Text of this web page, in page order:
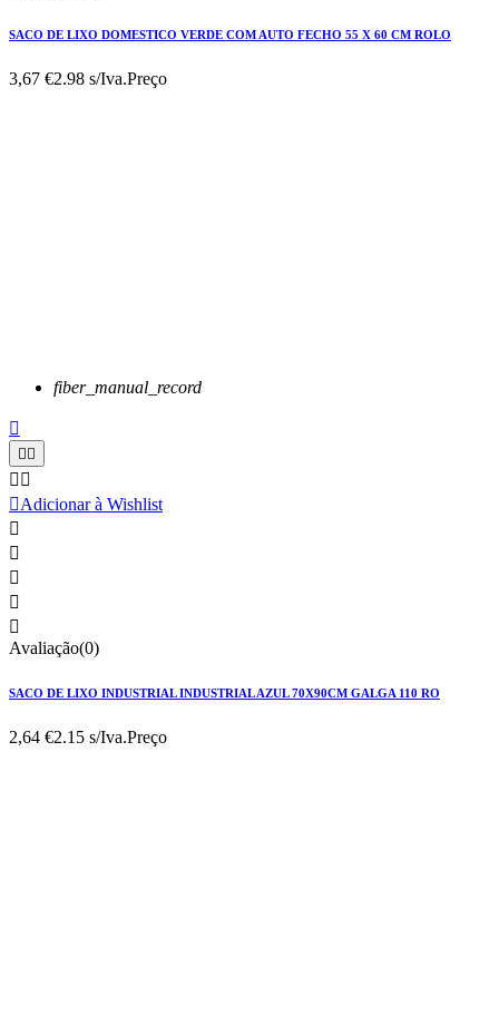
SACO DE LIXO DOMESTICO VERDE COM AUTO FECHO 55 X 60 CM ROLO
3,67 €2.98 s/Iva.Preço
fiber_manual_record


 
Adicionar à Wishlist





Avaliação(0)
SACO DE LIXO INDUSTRIAL INDUSTRIAL AZUL 70X90CM GALGA 110 RO
2,64 €2.15 s/Iva.Preço